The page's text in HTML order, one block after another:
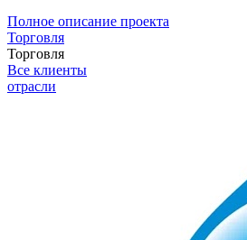
Полное описание проекта
Торговля
Торговля
Все клиенты
отрасли